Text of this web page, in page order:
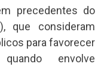
precedentes do
que consideram
para favorecer
quando envolve